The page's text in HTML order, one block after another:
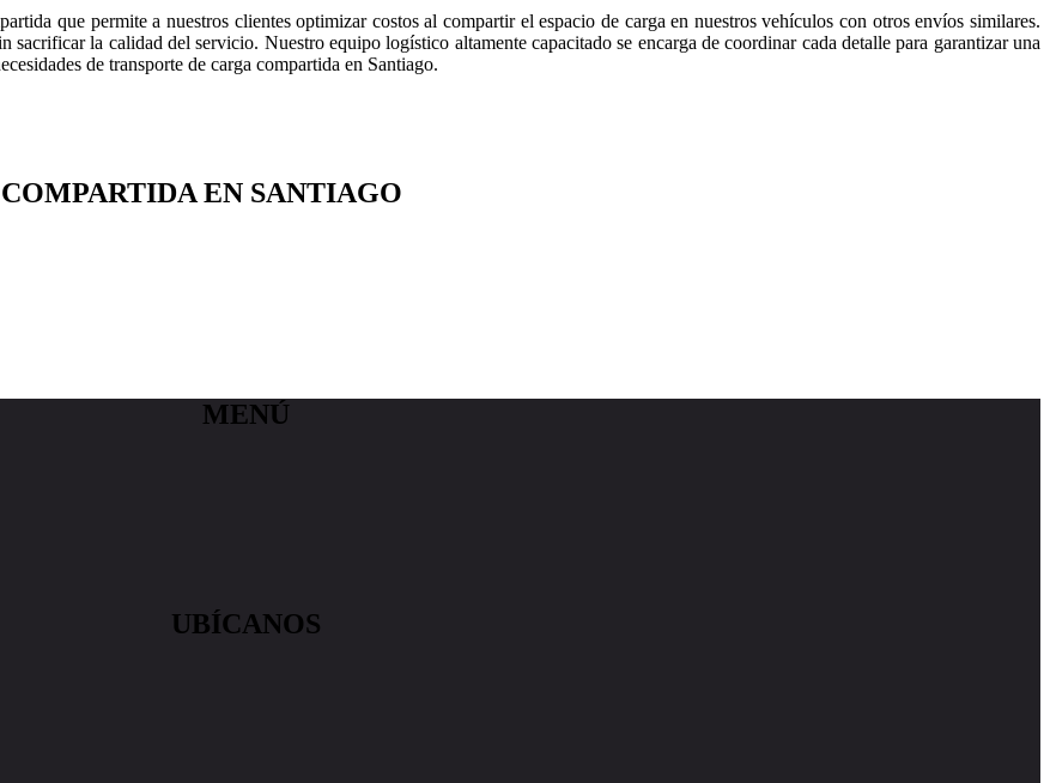
que permite a nuestros clientes optimizar costos al compartir el espacio de carga en nuestros vehículos con otros envíos similares.
la calidad del servicio. Nuestro equipo logístico altamente capacitado se encarga de coordinar cada detalle para garantizar una
de transporte de carga compartida en Santiago.
EN SANTIAGO
MENÚ
UBÍCANOS